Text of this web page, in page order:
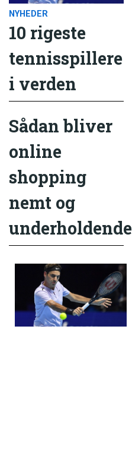
NYHEDER
10 rigeste
tennisspillere
i verden
Sådan bliver
online
shopping
nemt og
underholdende